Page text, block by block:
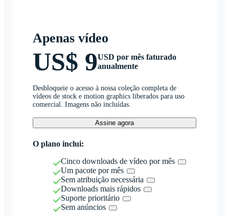
Apenas vídeo
US$ 9USD por mês faturado
anualmente
Desbloqueie o acesso à nossa coleção completa de
vídeos de stock e motion graphics liberados para uso
comercial. Imagens não incluídas.
Assine agora
O plano inclui:
Cinco downloads de vídeo por mês
Um pacote por mês
Sem atribuição necessária
Downloads mais rápidos
Suporte prioritário
Sem anúncios